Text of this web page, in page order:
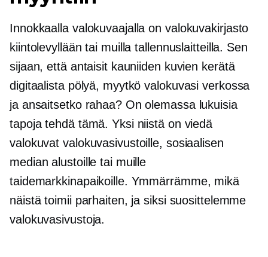
Innokkaalla valokuvaajalla on valokuvakirjasto
kiintolevyllään tai muilla tallennuslaitteilla. Sen
sijaan, että antaisit kauniiden kuvien kerätä
digitaalista pölyä, myytkö valokuvasi verkossa
ja ansaitsetko rahaa? On olemassa lukuisia
tapoja tehdä tämä. Yksi niistä on viedä
valokuvat valokuvasivustoille, sosiaalisen
median alustoille tai muille
taidemarkkinapaikoille. Ymmärrämme, mikä
näistä toimii parhaiten, ja siksi suosittelemme
valokuvasivustoja.